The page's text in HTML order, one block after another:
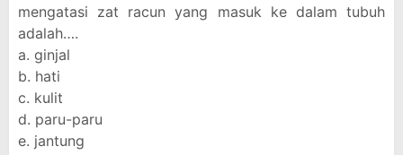
mengatasi zat racun yang masuk ke dalam tubuh
adalah….
a. ginjal
b. hati
c. kulit
d. paru-paru
e. jantung